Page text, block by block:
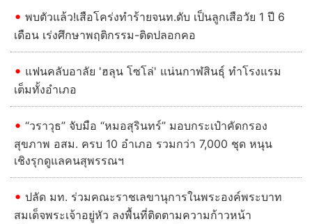
พบตัวแล้ว!เสือโคร่งทำร้ายจนท.ดับ เป็นลูกเสือวัย 1 ปี 6
เดือน เร่งศึกษาพฤติกรรม-ติดปลอกคอ
แฟนคลับอาลัย 'ฮลุน โซโล่' แน่นกาฬสินธุ์ ทำโรงแรม
เต็มทั้งอำเภอ
“วราวุธ” จับมือ “หมอสุรินทร์” มอบกระเป๋าคัดกรอง
สุขภาพ อสม. ครบ 10 อำเภอ รวมกว่า 7,000 ชุด หนุน
เชิงรุกดูแลคนสุพรรณฯ
ปลัด มท. ร่วมคณะราชเลขานุการในพระองค์พระบาท
สมเด็จพระเจ้าอยู่หัว ลงพื้นที่ติดตามความก้าวหน้า